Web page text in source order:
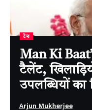
देश
Man Ki
टैलेंट,
उपलब्धियों का
Arjun Mukherjee